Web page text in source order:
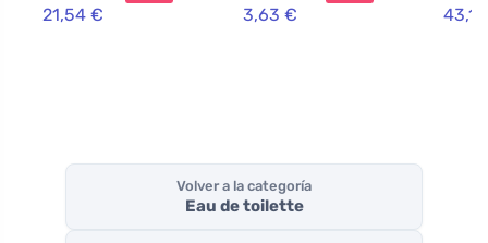
21,54 € 3,63 €
Volver a la categoría
Eau de toilette